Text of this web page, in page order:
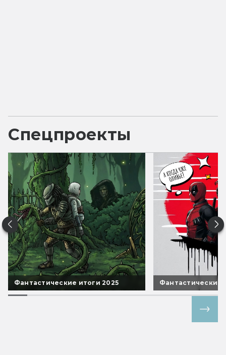
Спецпроекты
Фантастические итоги 2025 Фантастические